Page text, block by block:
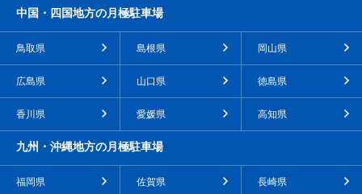
中国・四国地方の月極駐車場
鳥取県 島根県 岡山県
広島県 山口県 徳島県
香川県 愛媛県 高知県
九州・沖縄地方の月極駐車場
福岡県 佐賀県 長崎県